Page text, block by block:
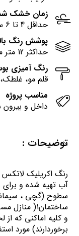
زمان خشک
حداقل 4 تا 6 ساعت
پوشش رنگ
حداکثر 12 متر مکعب در لیتر
رنگ آمیزی
قلم مو،
مناسب پروژه
داخل و
توضیحات :
رنگ اكريليك لاتكس
آب تهيه شده و برای
سطوح (گچی ،
ساختمان1(
و كليه اماكني كه
برخوردارند) مورد